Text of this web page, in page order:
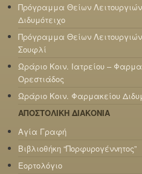
Πρόγραμμα Θείων
Διδυμότειχο
Πρόγραμμα Θείων
Σουφλί
Ωράριο Κοιν. Ιατρείου –
Ορεστιάδος
Ωράριο Κοιν. Φαρμακείου
ΑΠΟΣΤΟΛΙΚΗ ΔΙΑΚΟΝΙΑ
Αγία Γραφή
Βιβλιοθήκη “Πορφυρογέννητος”
Εορτολόγιο